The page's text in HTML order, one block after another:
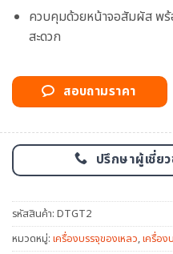
ควบคุมด้วยหน้าจอสัมผัส พร้
สะดวก
สอบถามราคา
ปรึกษาผู้เชี่ย
รหัสสินค้า: DTGT2
หมวดหมู่: เครื่องบรรจุของเหลว,เครื่อง